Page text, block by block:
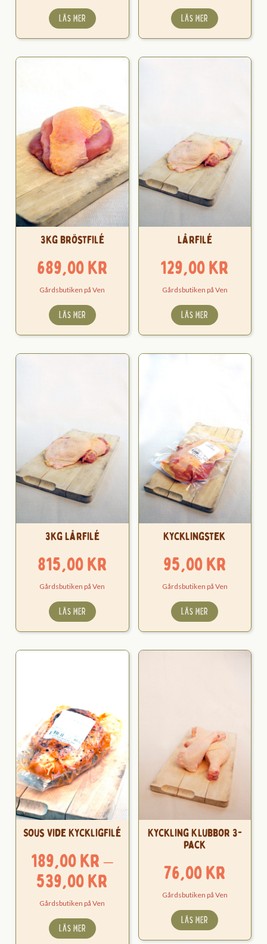
LÄS MER LÄS MER
3kg Bröstfilé
689,00kr
Gårdsbutiken på Ven
LÄS MER
Lårfilé
129,00kr
Gårdsbutiken på Ven
LÄS MER
3kg Lårfilé
815,00kr
Gårdsbutiken på Ven
LÄS MER
Kycklingstek
95,00kr
Gårdsbutiken på Ven
LÄS MER
Sous Vide Kyckligfilé
189,00kr –
539,00kr Prisintervall:
189,00 kr
Gårdsbutiken på Ven
LÄS MER
Kyckling Klubbor 3-
pack
76,00kr
Gårdsbutiken på Ven
LÄS MER